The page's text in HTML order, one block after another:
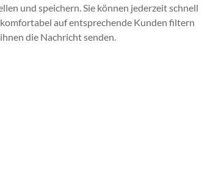
und speichern. Sie können jederzeit schnell
auf entsprechende Kunden filtern
die Nachricht senden.